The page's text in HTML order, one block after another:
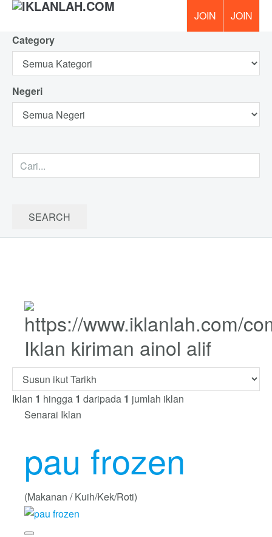
Category
Negeri
Iklan kiriman ainol alif
Iklan 1 hingga 1 daripada 1 jumlah iklan
Senarai Iklan
pau frozen
(Makanan / Kuih/Kek/Roti)